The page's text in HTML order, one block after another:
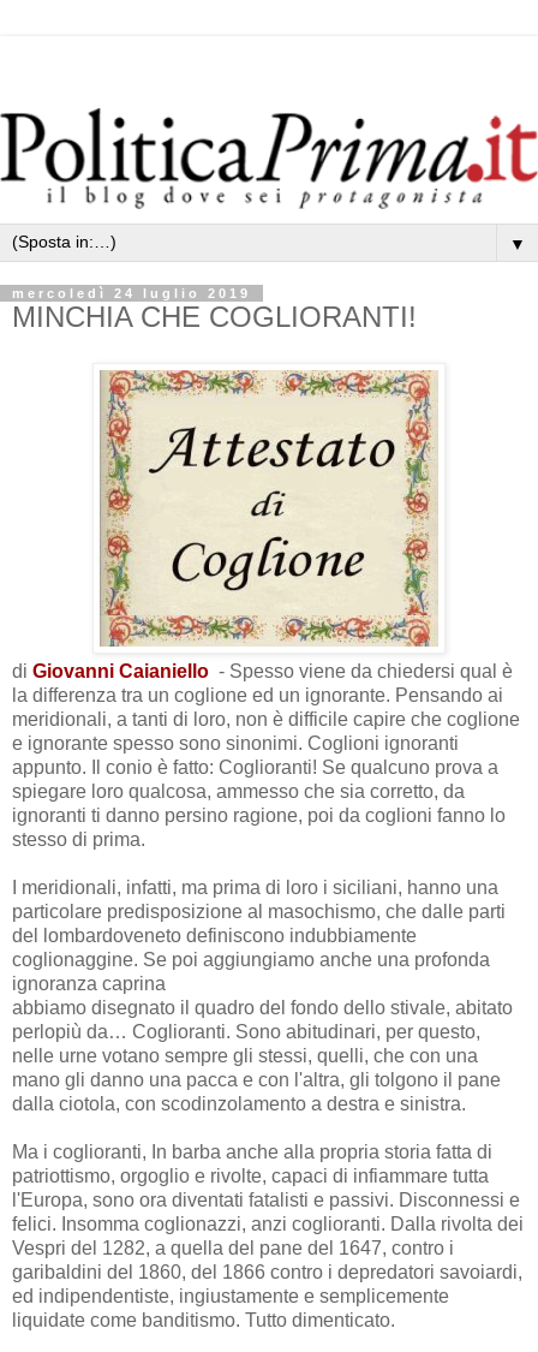
▼
mercoledì 24 luglio 2019
MINCHIA CHE COGLIORANTI!
di Giovanni Caianiello - Spesso viene da chiedersi qual è
la differenza tra un coglione ed un ignorante. Pensando ai
meridionali, a tanti di loro, non è difficile capire che coglione
e ignorante spesso sono sinonimi. Coglioni ignoranti
appunto. Il conio è fatto: Coglioranti! Se qualcuno prova a
spiegare loro qualcosa, ammesso che sia corretto, da
ignoranti ti danno persino ragione, poi da coglioni fanno lo
stesso di prima.
I meridionali, infatti, ma prima di loro i siciliani, hanno una
particolare predisposizione al masochismo, che dalle parti
del lombardoveneto definiscono indubbiamente
coglionaggine. Se poi aggiungiamo anche una profonda
ignoranza caprina
abbiamo disegnato il quadro del fondo dello stivale, abitato
perlopiù da… Coglioranti. Sono abitudinari, per questo,
nelle urne votano sempre gli stessi, quelli, che con una
mano gli danno una pacca e con l'altra, gli tolgono il pane
dalla ciotola, con scodinzolamento a destra e sinistra.
Ma i coglioranti, In barba anche alla propria storia fatta di
patriottismo, orgoglio e rivolte, capaci di infiammare tutta
l'Europa, sono ora diventati fatalisti e passivi. Disconnessi e
felici. Insomma coglionazzi, anzi coglioranti. Dalla rivolta dei
Vespri del 1282, a quella del pane del 1647, contro i
garibaldini del 1860, del 1866 contro i depredatori savoiardi,
ed indipendentiste, ingiustamente e semplicemente
liquidate come banditismo. Tutto dimenticato.